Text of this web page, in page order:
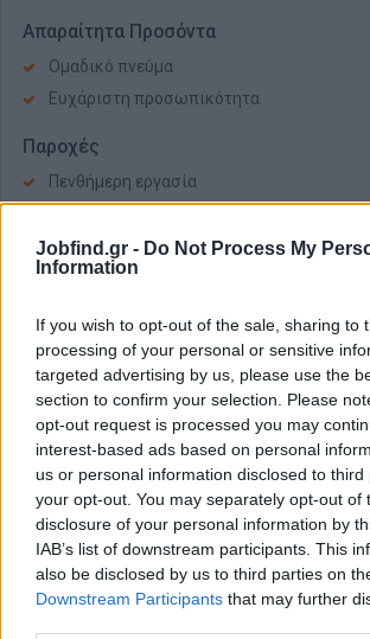
Jobfind.gr - Do Not Process My
Information
If you wish to opt-out of the sale, sharing to
processing of your personal or sensitive
targeted advertising by us, please use the
section to confirm your selection. Please
opt-out request is processed you may
interest-based ads based on personal
us or personal information disclosed to
your opt-out. You may separately opt-out of
disclosure of your personal information by
IAB’s list of downstream participants. This
also be disclosed by us to third parties on
Downstream Participants that may further
Απαραίτητα Προσόντα
Ομαδικό πνεύμα
Ευχάριστη προσωπικότητα
Παροχές
Πενθήμερη εργασία
Ρουχισμός
Σίτιση